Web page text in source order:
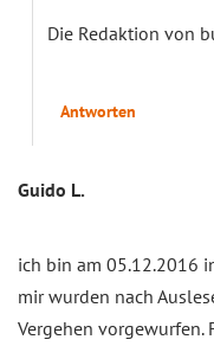
Die Redaktion von
Antworten
Guido L.
ich bin am 05.12.2016
mir wurden nach
Vergehen vorgewurfen.